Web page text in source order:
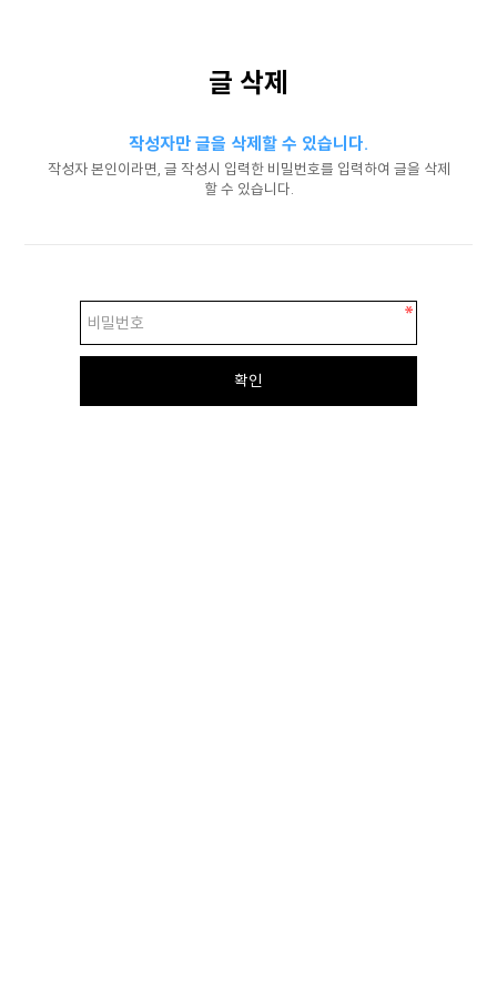
글 삭제
작성자만 글을 삭제할 수 있습니다.
작성자 본인이라면, 글 작성시 입력한 비밀번호를 입력하여 글을 삭제
할 수 있습니다.